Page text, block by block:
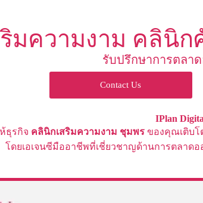
มความงาม คลินิ
รับปรึกษาการตลา
Contact Us
IPlan
ธุรกิจ คลินิกเสริมความงาม ชุมพร ของคุณเติบโ
โดยเอเจนซีมืออาชีพที่เชี่ยวชาญด้านการตลาดอ